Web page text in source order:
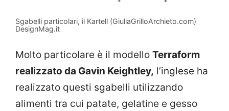
Sgabelli particolari, il Kartell (GiuliaGrilloArchieto.com)
DesignMag.it
Molto particolare è il modello Terraform
realizzato da Gavin Keightley, l’inglese ha
realizzato questi sgabelli utilizzando
alimenti tra cui patate, gelatine e gesso